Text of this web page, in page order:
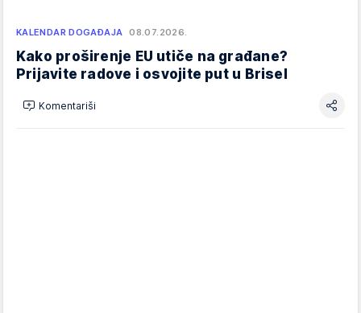
KALENDAR DOGAĐAJA 08.07.2026.
Kako proširenje EU utiče na građane?
Prijavite radove i osvojite put u Brisel
Komentariši